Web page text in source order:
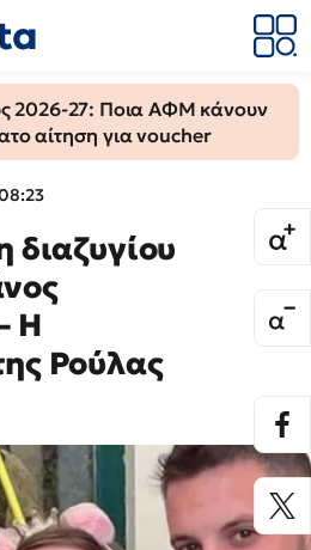
2026-27: Ποια ΑΦΜ κάνουν
αίτηση για voucher
διαζυγίου
Η
Ρούλας